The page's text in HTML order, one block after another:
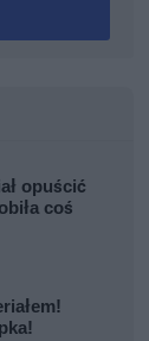
opuścić
coś